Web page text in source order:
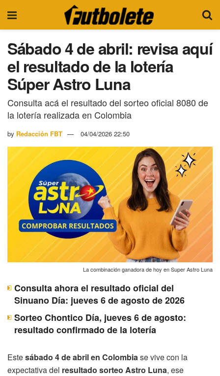
Sábado 4 de abril: revisa aquí
el resultado de la lotería
Súper Astro Luna
Consulta acá el resultado del sorteo oficial 8080 de
la lotería realizada en Colombia
by Redacción FBT 04/04/2026 22:50
La combinación ganadora de hoy en Super Astro Luna
Consulta ahora el resultado oficial del
Sinuano Día: jueves 6 de agosto de 2026
Sorteo Chontico Día, jueves 6 de agosto:
resultado confirmado de la lotería
Estesábado 4 de abril en Colombiase vive con la
expectativa del resultado sorteo Astro Luna, ese